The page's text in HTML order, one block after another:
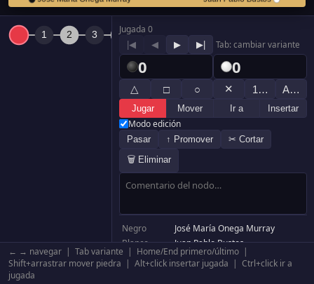
Jugada 0
|◀ ◀ ▶ ▶| Tab: cambiar variante
0 0
△ □ ○ ✕ 1… A…
Jugar Mover Ir a Insertar
Modo edición
Pasar ↑ Promover
✂ Cortar
🗑 Eliminar
Negro
José María Onega Murray
Blanco
Juan Pablo Bustos
Resultado
Blanco por abandono
Komi
← → navegar | Tab variante | Home/End primero/último |
Shift+arrastrar mover piedra | Alt+click insertar jugada | Ctrl+click ir a
jugada